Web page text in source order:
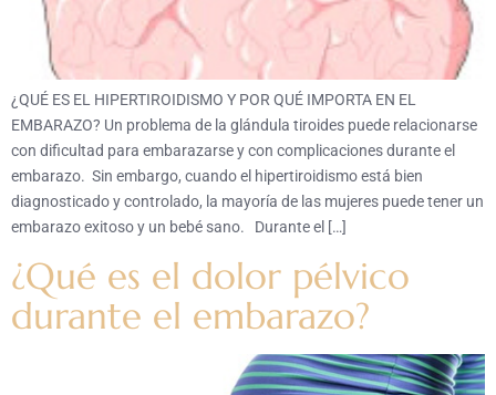
¿QUÉ ES EL HIPERTIROIDISMO Y POR QUÉ IMPORTA EN EL
EMBARAZO? Un problema de la glándula tiroides puede relacionarse
con dificultad para embarazarse y con complicaciones durante el
embarazo. Sin embargo, cuando el hipertiroidismo está bien
diagnosticado y controlado, la mayoría de las mujeres puede tener un
embarazo exitoso y un bebé sano. Durante el […]
¿Qué es el dolor pélvico
durante el embarazo?